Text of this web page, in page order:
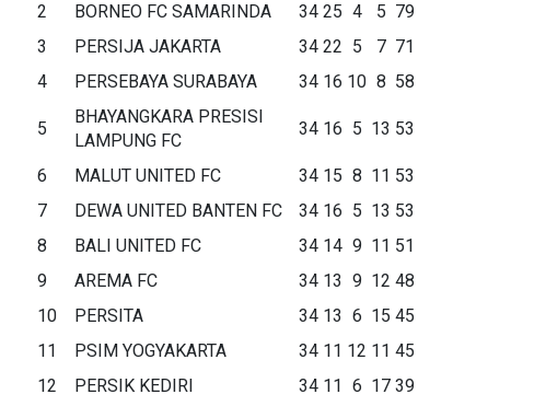
2
BORNEO FC SAMARINDA 34 25 4 5 79
3
PERSIJA JAKARTA 34 22 5 7 71
4
PERSEBAYA SURABAYA 34 16 10 8 58
5
BHAYANGKARA PRESISI
LAMPUNG FC
34 16 5 13 53
6 MALUT UNITED FC 34 15 8 11 53
7
DEWA UNITED BANTEN FC 34 16 5 13 53
8
BALI UNITED FC 34 14 9 11 51
9
AREMA FC 34 13 9 12 48
10
PERSITA 34 13 6 15 45
11
PSIM YOGYAKARTA 34 11 12 11 45
12
PERSIK KEDIRI 34 11 6 17 39